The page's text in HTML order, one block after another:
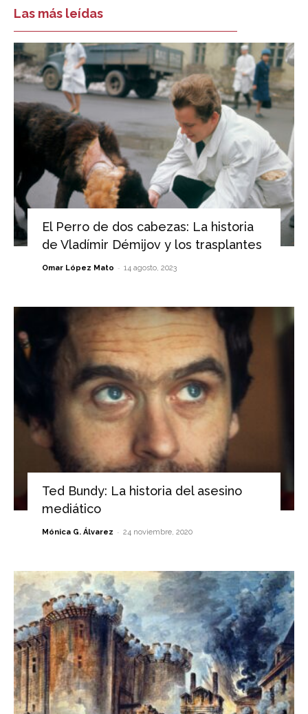
Las más leídas
El Perro de dos cabezas: La historia
de Vladímir Démijov y los trasplantes
Omar López Mato - 14 agosto, 2023
Ted Bundy: La historia del asesino
mediático
Mónica G. Álvarez - 24 noviembre, 2020